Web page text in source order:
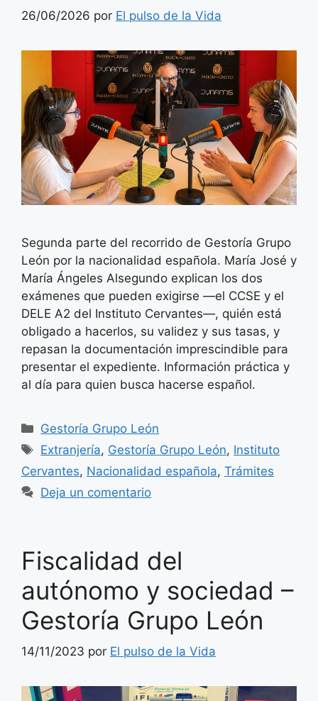
26/06/2026 por El pulso de la Vida
Segunda parte del recorrido de Gestoría Grupo
León por la nacionalidad española. María José y
María Ángeles Alsegundo explican los dos
exámenes que pueden exigirse —el CCSE y el
DELE A2 del Instituto Cervantes—, quién está
obligado a hacerlos, su validez y sus tasas, y
repasan la documentación imprescindible para
presentar el expediente. Información práctica y
al día para quien busca hacerse español.
Categorías
Gestoría Grupo León
Etiquetas
Extranjería, Gestoría Grupo León, Instituto
Cervantes, Nacionalidad española, Trámites
Deja un comentario
Fiscalidad del
autónomo y sociedad –
Gestoría Grupo León
14/11/2023 por El pulso de la Vida